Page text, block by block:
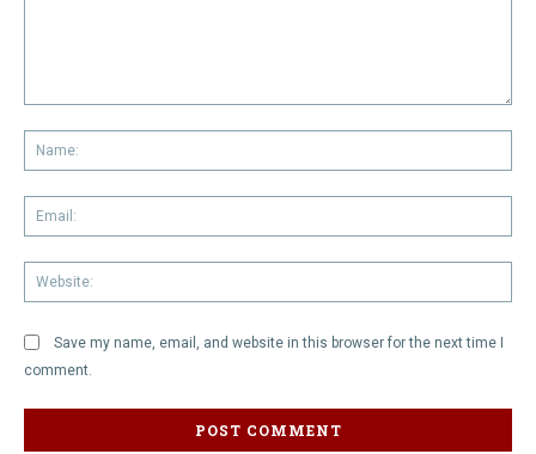
Save my name, email, and website in this browser for the next time I
comment.